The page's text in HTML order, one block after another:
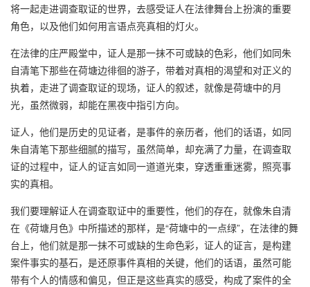
将一起走进调查取证的世界，去感受证人在法律舞台上扮演的重要
角色，以及他们如何用言语点亮真相的灯火。
在法律的庄严殿堂中，证人是那一抹不可或缺的色彩，他们如同朱
自清笔下那些在荷塘边徘徊的游子，带着对真相的渴望和对正义的
执着，走进了调查取证的现场，证人的叙述，就像是荷塘中的月
光，虽然微弱，却能在黑夜中指引方向。
证人，他们是历史的见证者，是事件的亲历者，他们的话语，如同
朱自清笔下那些细腻的描写，虽然简单，却充满了力量，在调查取
证的过程中，证人的证言如同一道道光束，穿透重重迷雾，照亮事
实的真相。
我们要理解证人在调查取证中的重要性，他们的存在，就像朱自清
在《荷塘月色》中所描述的那样，是“荷塘中的一点绿”，在法律的舞
台上，他们就是那一抹不可或缺的生命色彩，证人的证言，是构建
案件事实的基石，是还原事件真相的关键，他们的话语，虽然可能
带有个人的情感和偏见，但正是这些真实的感受，构成了案件的全